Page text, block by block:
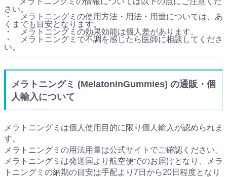
さい。
・ メラトニングミの使用方法・用法・用量については、あ
くまでも目安となります。
・ メラトニングミの効果効能は個人差があります。
・ メラトニングミで不調を感じたら医師に相談してくださ
い。
メラトニングミ (MelatoninGummies) の通販・個
人輸入について
メラトニングミは個人使用目的に限り個人輸入が認められま
す。
メラトニングミの用法用量は公式サイトでご確認ください。
メラトニングミは発送国より航空便でのお届けとなり、メラ
トニングミの納期の目安は手配より7日から20日程度となり